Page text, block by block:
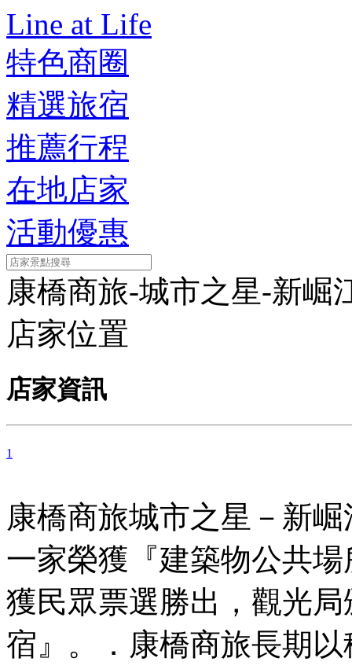
Line at Life
特色商圈
精選旅宿
推薦行程
在地店家
活動優惠
康橋商旅-城市之星-新崛
店家位置
店家資訊
1
康橋商旅城市之星－新
一家榮獲『建築物公共
獲民眾票選勝出，觀光
宿』。．康橋商旅長期